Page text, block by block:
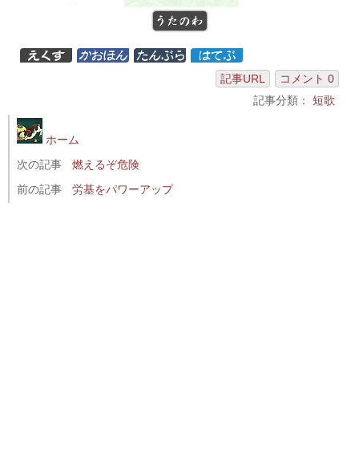
うたのわ
記事URL
コメント 0
記事分類： 短歌
ホーム
次の記事
燃えるぞ危険
前の記事
労基をパワーアップ